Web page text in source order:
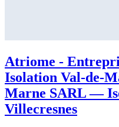
Atriome -
Isolation Val-de-
Marne SARL —
Villecresnes